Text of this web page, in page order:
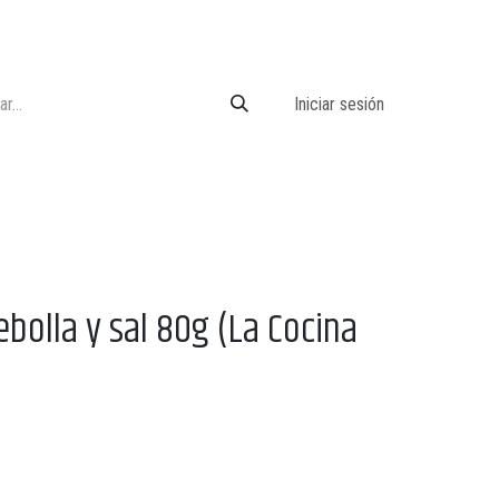
Iniciar sesión
y sal 80g (La Cocina